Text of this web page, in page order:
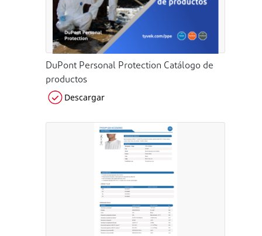
DuPont Personal Protection Catálogo de
productos
Descargar